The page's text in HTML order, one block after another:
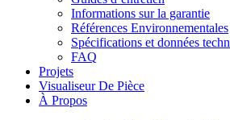
Informations sur la garantie
Références Environnementales
Spécifications et données
FAQ
Projets
Visualiseur De Pièce
À Propos